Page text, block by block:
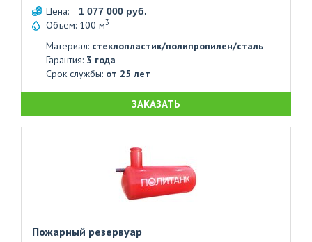
Цена: 1 077 000 руб.
Объем: 100 м3
Материал: стеклопластик/полипропилен/сталь
Гарантия: 3 года
Срок службы: от 25 лет
ЗАКАЗАТЬ
Пожарный резервуар